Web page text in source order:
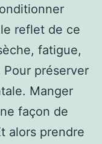
reflet de ce
fatigue,
préserver
Manger
façon de
alors prendre